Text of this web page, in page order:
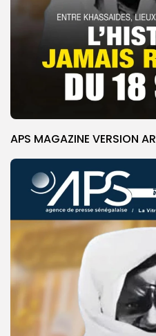
APS MAGAZINE VERSION AR